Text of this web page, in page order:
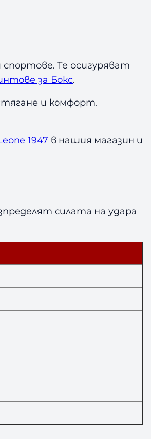
Те осигуряват
за Бокс.
и комфорт.
1947 в нашия магазин и
силата на удара